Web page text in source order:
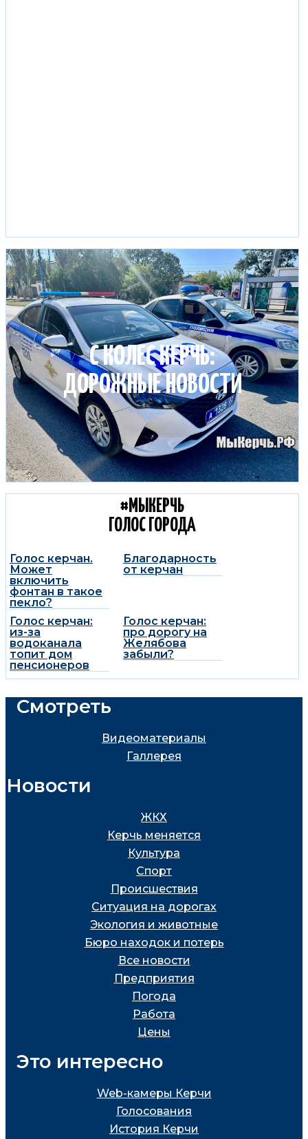
С КОЛЕС КЕРЧЬ:
ДОРОЖНЫЕ НОВОСТИ
#МЫКЕРЧЬ
ГОЛОС ГОРОДА
Голос керчан.
Может
включить
фонтан в такое
пекло?
Благодарность
от керчан
Голос керчан:
из-за
водоканала
топит дом
пенсионеров
Голос керчан:
про дорогу на
Желябова
забыли?
Смотреть
Видеоматериалы
Галлерея
Новости
ЖКХ
Керчь меняется
Культура
Спорт
Проиcшествия
Ситуация на дорогах
Экология и животные
Бюро находок и потерь
Все новости
Предприятия
Погода
Работа
Цены
Это интересно
Web-камеры Керчи
Голосования
История Керчи